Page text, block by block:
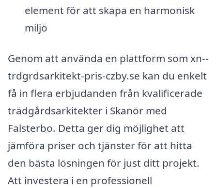
element för att skapa en harmonisk
miljö
Genom att använda en plattform som xn--
trdgrdsarkitekt-pris-czby.se kan du enkelt
få in flera erbjudanden från kvalificerade
trädgårdsarkitekter i Skanör med
Falsterbo. Detta ger dig möjlighet att
jämföra priser och tjänster för att hitta
den bästa lösningen för just ditt projekt.
Att investera i en professionell